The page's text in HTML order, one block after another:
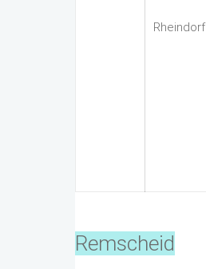
Rheindorf
Remscheid